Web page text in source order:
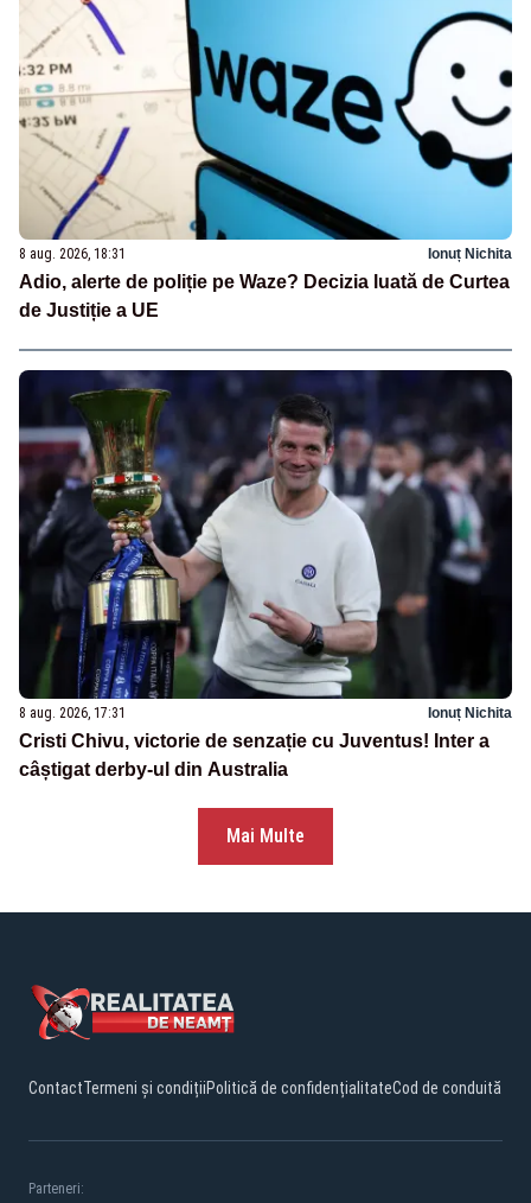
8 aug. 2026, 18:31 Ionuț Nichita
Adio, alerte de poliție pe Waze? Decizia luată de Curtea
de Justiție a UE
8 aug. 2026, 17:31 Ionuț Nichita
Cristi Chivu, victorie de senzație cu Juventus! Inter a
câștigat derby-ul din Australia
Mai Multe
ContactTermeni și condițiiPolitică de confidențialitateCod de conduită
Parteneri: